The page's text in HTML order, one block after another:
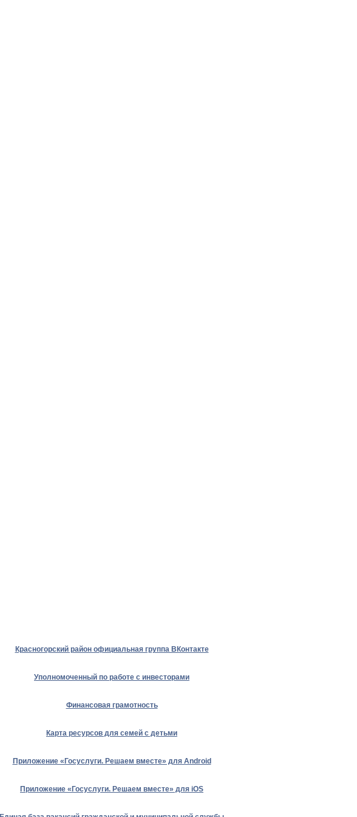
Красногорский район официальная группа ВКонтакте
Уполномоченный по работе с инвесторами
Финансовая грамотность
Карта ресурсов для семей с детьми
Приложение «Госуслуги. Решаем вместе» для Android
Приложение «Госуслуги. Решаем вместе» для iOS